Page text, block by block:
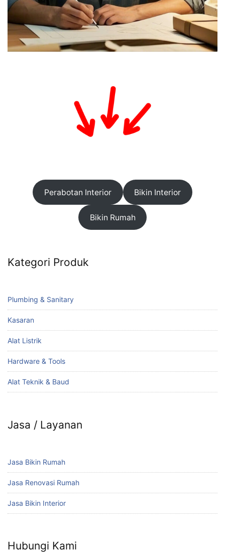
Perabotan Interior Bikin Interior
Bikin Rumah
Kategori Produk
Plumbing & Sanitary
Kasaran
Alat Listrik
Hardware & Tools
Alat Teknik & Baud
Jasa / Layanan
Jasa Bikin Rumah
Jasa Renovasi Rumah
Jasa Bikin Interior
Hubungi Kami